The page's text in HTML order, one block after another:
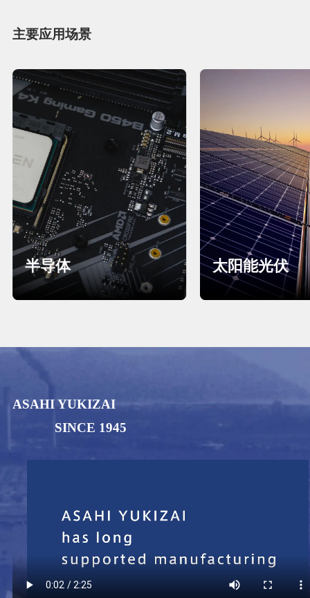
主要应用场景
半导体 太阳能光伏
ASAHI YUKIZAI
SINCE 1945